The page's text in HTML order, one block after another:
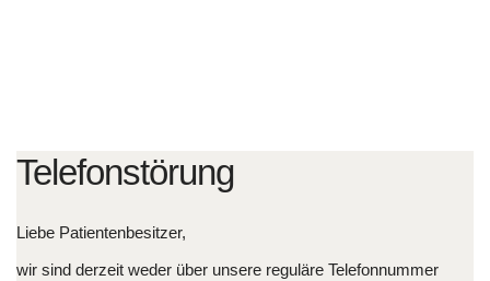
Telefonstörung
Liebe Patientenbesitzer,
wir sind derzeit weder über unsere reguläre Telefonnummer